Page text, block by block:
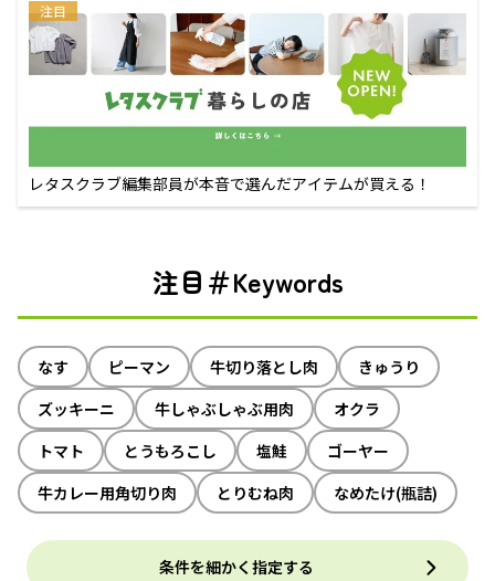
注目
レタスクラブ編集部員が本音で選んだアイテムが買える！
注目＃Keywords
なす ピーマン 牛切り落とし肉
きゅうり
ズッキーニ
牛しゃぶしゃぶ用肉
オクラ
トマト
とうもろこし 塩鮭
ゴーヤー
牛カレー用角切り肉
とりむね肉 なめたけ(瓶詰)
条件を細かく指定する